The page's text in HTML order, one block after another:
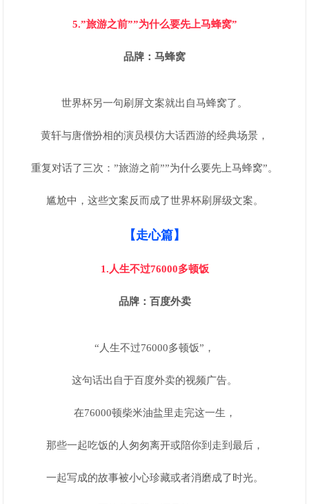
5.”旅游之前””为什么要先上马蜂窝”
品牌：马蜂窝
世界杯另一句刷屏文案就出自马蜂窝了。
黄轩与唐僧扮相的演员模仿大话西游的经典场景，
重复对话了三次：”旅游之前””为什么要先上马蜂窝”。
尴尬中，这些文案反而成了世界杯刷屏级文案。
【走心篇】
1.人生不过76000多顿饭
品牌：百度外卖
“人生不过76000多顿饭”，
这句话出自于百度外卖的视频广告。
在76000顿柴米油盐里走完这一生，
那些一起吃饭的人匆匆离开或陪你到走到最后，
一起写成的故事被小心珍藏或者消磨成了时光。